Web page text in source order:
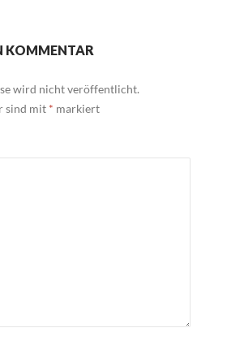
KOMMENTAR
wird nicht veröffentlicht.
sind mit * markiert